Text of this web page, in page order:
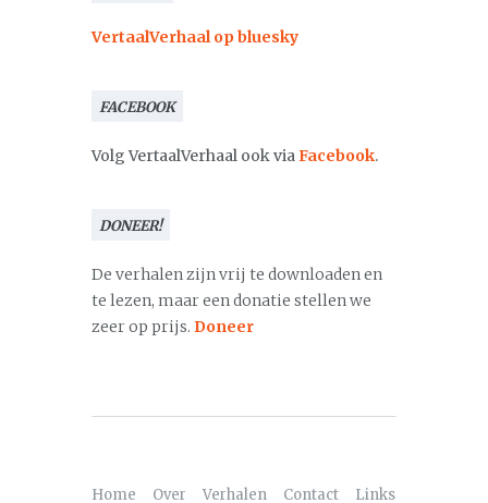
VertaalVerhaal op bluesky
FACEBOOK
Volg VertaalVerhaal ook viaFacebook.
DONEER!
De verhalen zijn vrij te downloaden en
te lezen, maar een donatie stellen we
zeer op prijs. Doneer
Home Over Verhalen Contact Links